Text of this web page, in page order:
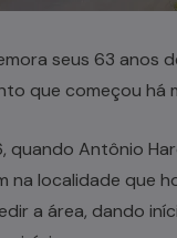
seus 63 anos
que começou há
quando Antônio
localidade que
a área, dando